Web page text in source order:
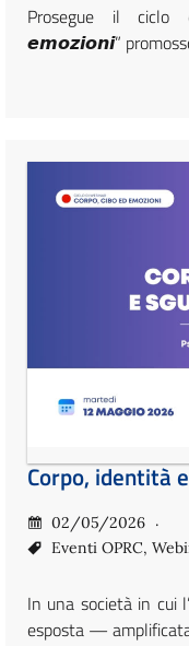
Prosegue il
𝙚𝙢𝙤𝙯𝙞𝙤𝙣𝙞”
Corpo, identità
02/05/2026
Eventi OPRC,
In una società in cui
esposta —